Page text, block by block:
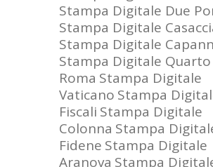
Stampa Digitale Due
Stampa Digitale
Stampa Digitale
Stampa Digitale
Roma Stampa Digitale
Vaticano Stampa
Fiscali Stampa Digitale
Colonna Stampa
Fidene Stampa Digitale
Aranova Stampa